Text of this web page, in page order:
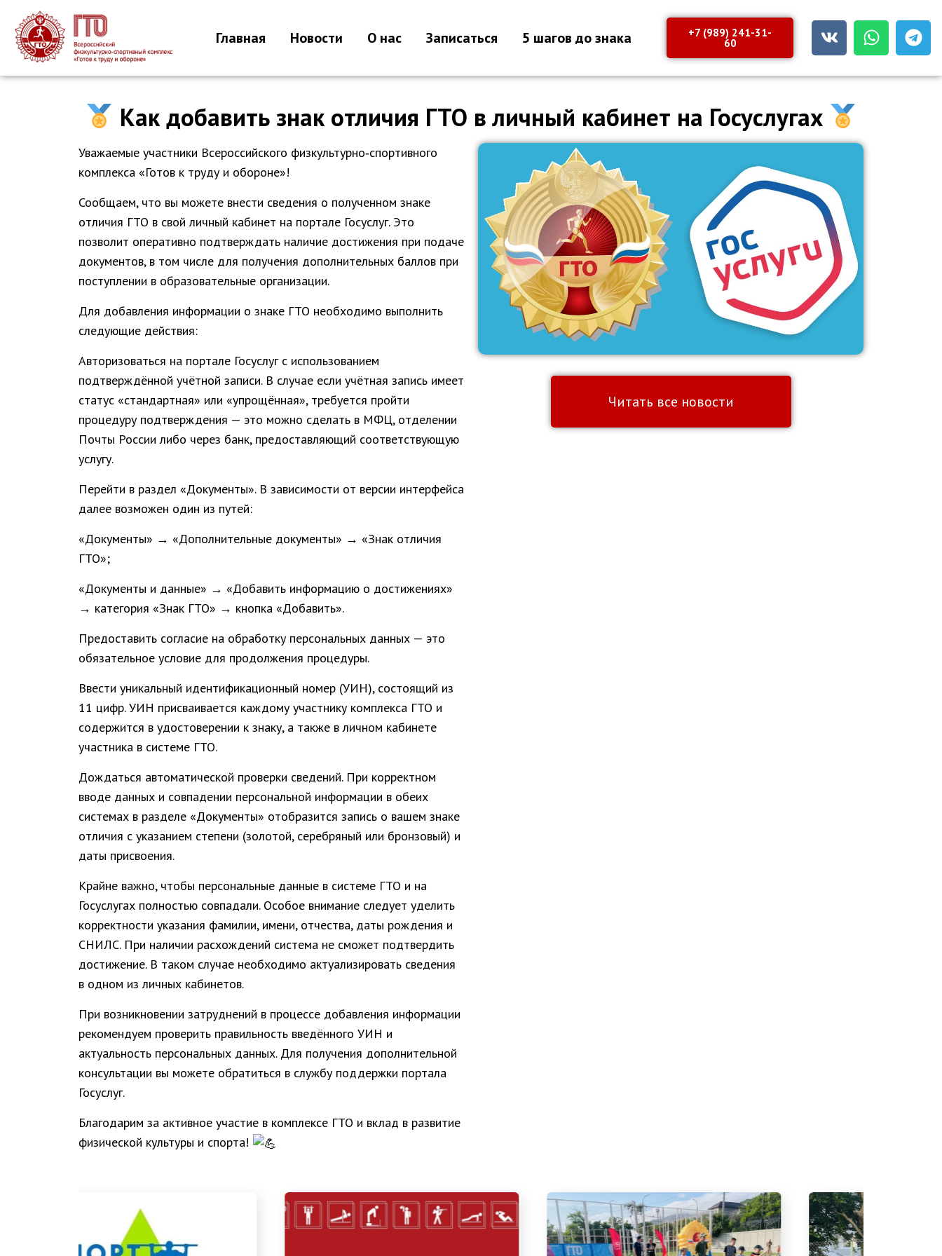
Главная Новости О нас Записаться 5 шагов до знака +7 (989) 241-31-
60
Как добавить знак отличия ГТО в личный кабинет на Госуслугах
Уважаемые участники Всероссийского физкультурно‑спортивного
комплекса «Готов к труду и обороне»!
Сообщаем, что вы можете внести сведения о полученном знаке
отличия ГТО в свой личный кабинет на портале Госуслуг. Это
позволит оперативно подтверждать наличие достижения при подаче
документов, в том числе для получения дополнительных баллов при
поступлении в образовательные организации.
Для добавления информации о знаке ГТО необходимо выполнить
следующие действия:
Авторизоваться на портале Госуслуг с использованием
подтверждённой учётной записи. В случае если учётная запись имеет
статус «стандартная» или «упрощённая», требуется пройти
процедуру подтверждения — это можно сделать в МФЦ, отделении
Почты России либо через банк, предоставляющий соответствующую
услугу.
Перейти в раздел «Документы». В зависимости от версии интерфейса
далее возможен один из путей:
«Документы» → «Дополнительные документы» → «Знак отличия
ГТО»;
«Документы и данные» → «Добавить информацию о достижениях»
→ категория «Знак ГТО» → кнопка «Добавить».
Предоставить согласие на обработку персональных данных — это
обязательное условие для продолжения процедуры.
Ввести уникальный идентификационный номер (УИН), состоящий из
11 цифр. УИН присваивается каждому участнику комплекса ГТО и
содержится в удостоверении к знаку, а также в личном кабинете
участника в системе ГТО.
Дождаться автоматической проверки сведений. При корректном
вводе данных и совпадении персональной информации в обеих
системах в разделе «Документы» отобразится запись о вашем знаке
отличия с указанием степени (золотой, серебряный или бронзовый) и
даты присвоения.
Крайне важно, чтобы персональные данные в системе ГТО и на
Госуслугах полностью совпадали. Особое внимание следует уделить
корректности указания фамилии, имени, отчества, даты рождения и
СНИЛС. При наличии расхождений система не сможет подтвердить
достижение. В таком случае необходимо актуализировать сведения
в одном из личных кабинетов.
При возникновении затруднений в процессе добавления информации
рекомендуем проверить правильность введённого УИН и
актуальность персональных данных. Для получения дополнительной
консультации вы можете обратиться в службу поддержки портала
Госуслуг.
Благодарим за активное участие в комплексе ГТО и вклад в развитие
физической культуры и спорта!
Читать все новости